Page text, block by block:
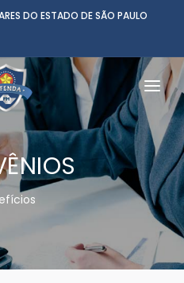
DO ESTADO DE SÃO PAULO